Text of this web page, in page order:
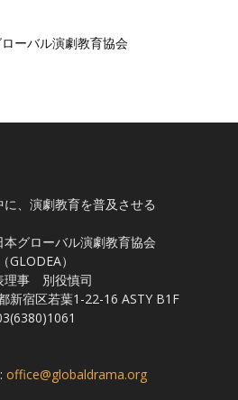
ーバル演劇教育協会
に、演劇教育を普及させる
グローバル演劇教育協会
（GLODEA）
理事 別役慎司
宿区若葉1-22-16 ASTY B1F
:office@globaldrama.org